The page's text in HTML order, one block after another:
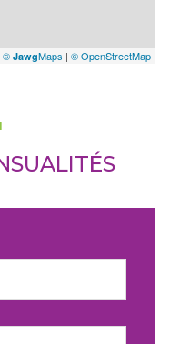
© JawgMaps | © OpenStreetMap